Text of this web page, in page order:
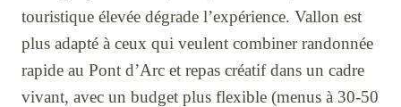
touristique élevée dégrade l’expérience. Vallon est
plus adapté à ceux qui veulent combiner randonnée
rapide au Pont d’Arc et repas créatif dans un cadre
vivant, avec un budget plus flexible (menus à 30-50